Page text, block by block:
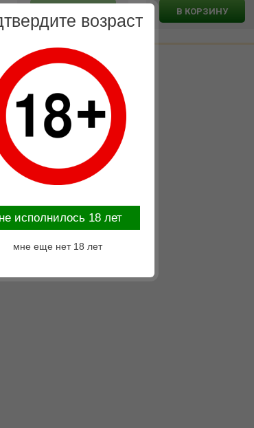
В КОРЗИНУ
возраст
исполнилось 18 лет
мне еще нет 18 лет